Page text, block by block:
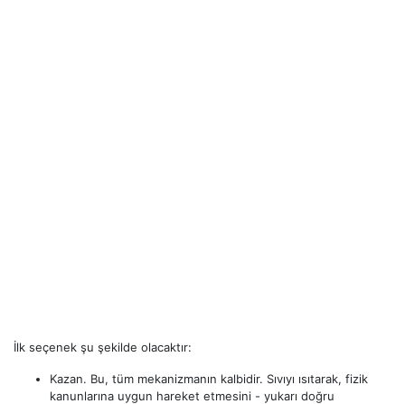
İlk seçenek şu şekilde olacaktır:
Kazan. Bu, tüm mekanizmanın kalbidir. Sıvıyı ısıtarak, fizik
kanunlarına uygun hareket etmesini - yukarı doğru